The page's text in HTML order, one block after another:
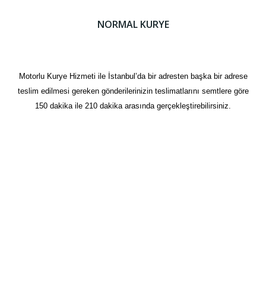
NORMAL KURYE
Motorlu Kurye Hizmeti ile İstanbul’da bir adresten başka bir adrese
teslim edilmesi gereken gönderilerinizin teslimatlarını semtlere göre
150 dakika ile 210 dakika arasında gerçekleştirebilirsiniz.